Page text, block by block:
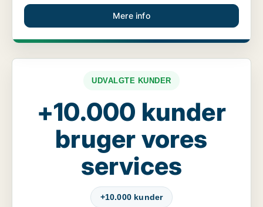
Mere info
UDVALGTE KUNDER
+10.000 kunder
bruger vores
services
+10.000 kunder